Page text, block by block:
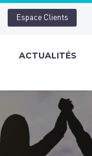
Espace Clients
ACTUALITÉS